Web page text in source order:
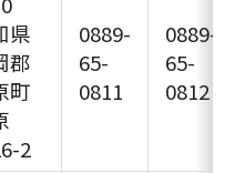
県
郡
町
2
0889-
65-
0811
0889-
65-
0812